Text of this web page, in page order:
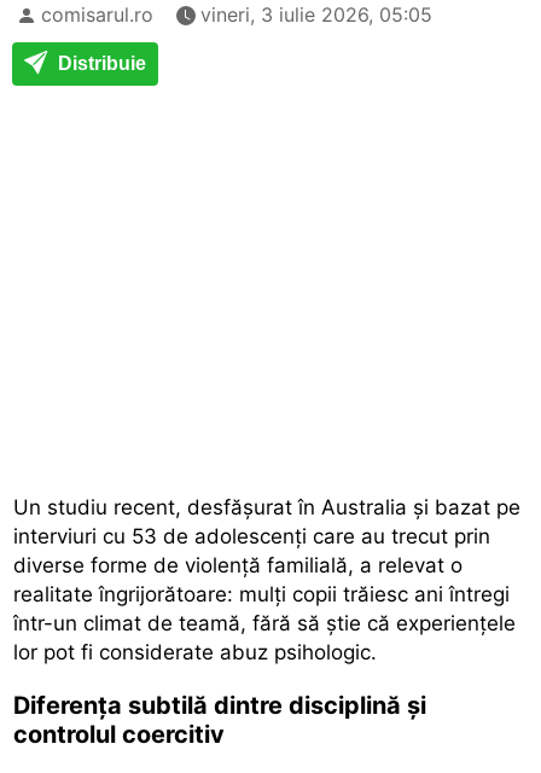
comisarul.ro vineri, 3 iulie 2026, 05:05
Distribuie
Un studiu recent, desfășurat în Australia și bazat pe
interviuri cu 53 de adolescenți care au trecut prin
diverse forme de violență familială, a relevat o
realitate îngrijorătoare: mulți copii trăiesc ani întregi
într-un climat de teamă, fără să știe că experiențele
lor pot fi considerate abuz psihologic.
Diferența subtilă dintre disciplină și
controlul coercitiv